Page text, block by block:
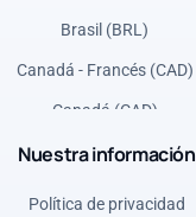
Brasil (BRL)
Canadá - Francés (CAD)
Canadá (CAD)
Dinamarca (DKK)
Nuestra información
Política de privacidad